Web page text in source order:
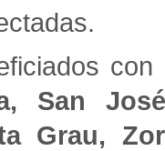
San
Grau,